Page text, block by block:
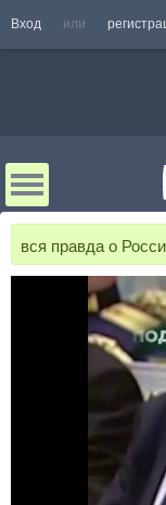
Вход или
вся правда о